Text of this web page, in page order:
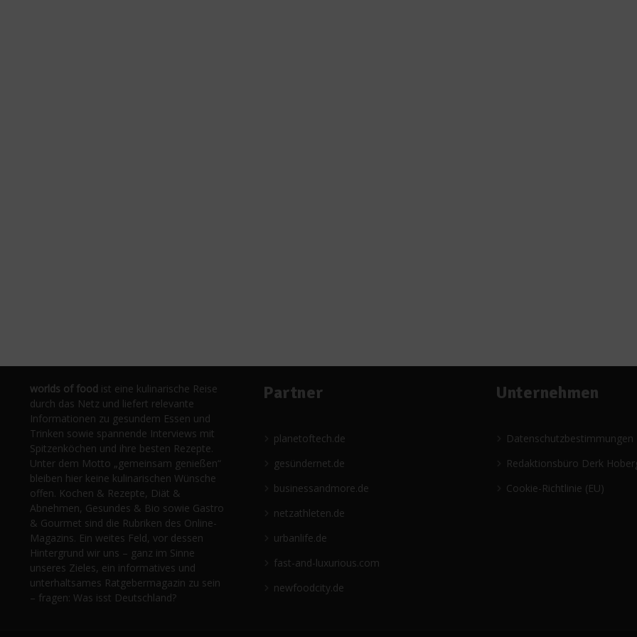
worlds of food ist eine kulinarische Reise
durch das Netz und liefert relevante
Informationen zu gesundem Essen und
Trinken sowie spannende Interviews mit
Spitzenköchen und ihre besten Rezepte.
Unter dem Motto „gemeinsam genießen“
bleiben hier keine kulinarischen Wünsche
offen. Kochen & Rezepte, Diät &
Abnehmen, Gesundes & Bio sowie Gastro
& Gourmet sind die Rubriken des Online-
Magazins. Ein weites Feld, vor dessen
Hintergrund wir uns – ganz im Sinne
unseres Zieles, ein informatives und
unterhaltsames Ratgebermagazin zu sein
– fragen: Was isst Deutschland?
Partner
planetoftech.de
gesündernet.de
businessandmore.de
netzathleten.de
urbanlife.de
fast-and-luxurious.com
newfoodcity.de
Unternehmen
Datenschutzbestimmungen
Redaktionsbüro Derk
Cookie-Richtlinie (EU)